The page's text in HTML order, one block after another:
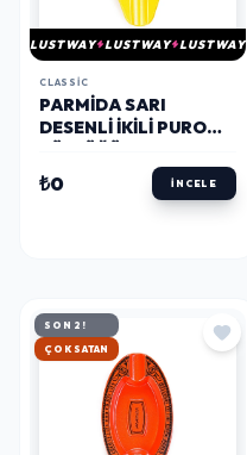
LUSTWAY LUSTWAY LUSTWAY
CLASSIC
PARMIDA SARI
DESENLI İKILI PURO
PARMIDA
₺0 İNCELE
SON 2!
HIZLI KARGO